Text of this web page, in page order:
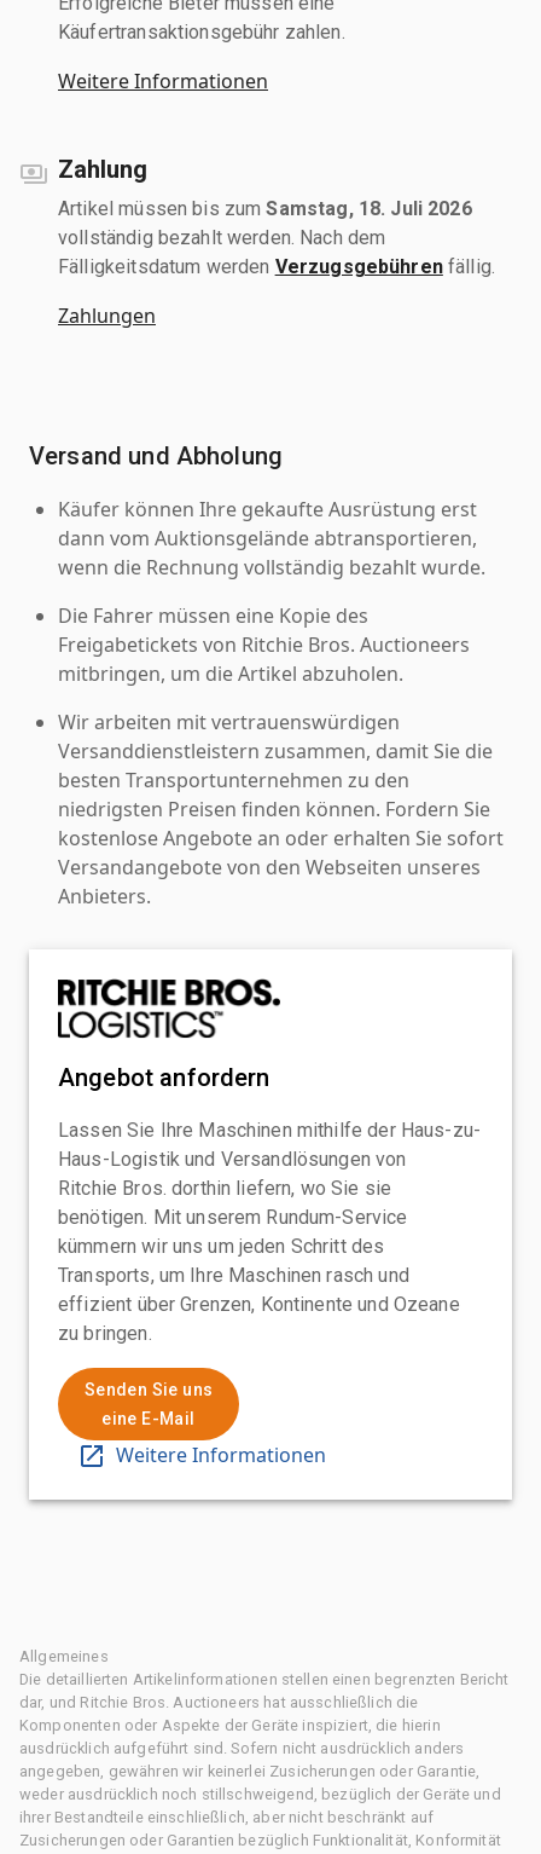
Käufertransaktionsgebühr zahlen.
Weitere Informationen
Zahlung
Artikel müssen bis zumSamstag, 18. Juli 2026
vollständig bezahlt werden. Nach dem
Fälligkeitsdatum werden Verzugsgebührenfällig.
Zahlungen
Versand und Abholung
Käufer können Ihre gekaufte Ausrüstung erst
dann vom Auktionsgelände abtransportieren,
wenn die Rechnung vollständig bezahlt wurde.
Die Fahrer müssen eine Kopie des
Freigabetickets von Ritchie Bros. Auctioneers
mitbringen, um die Artikel abzuholen.
Wir arbeiten mit vertrauenswürdigen
Versanddienstleistern zusammen, damit Sie die
besten Transportunternehmen zu den
niedrigsten Preisen finden können. Fordern Sie
kostenlose Angebote an oder erhalten Sie sofort
Versandangebote von den Webseiten unseres
Anbieters.
Angebot anfordern
Lassen Sie Ihre Maschinen mithilfe der Haus-zu-
Haus-Logistik und Versandlösungen von
Ritchie Bros. dorthin liefern, wo Sie sie
benötigen. Mit unserem Rundum-Service
kümmern wir uns um jeden Schritt des
Transports, um Ihre Maschinen rasch und
effizient über Grenzen, Kontinente und Ozeane
zu bringen.
Senden Sie uns
eine E-Mail
Weitere Informationen
Allgemeines
Die detaillierten Artikelinformationen stellen einen begrenzten Bericht
dar, und Ritchie Bros. Auctioneers hat ausschließlich die
Komponenten oder Aspekte der Geräte inspiziert, die hierin
ausdrücklich aufgeführt sind. Sofern nicht ausdrücklich anders
angegeben, gewähren wir keinerlei Zusicherungen oder Garantie,
weder ausdrücklich noch stillschweigend, bezüglich der Geräte und
ihrer Bestandteile einschließlich, aber nicht beschränkt auf
Zusicherungen oder Garantien bezüglich Funktionalität, Konformität